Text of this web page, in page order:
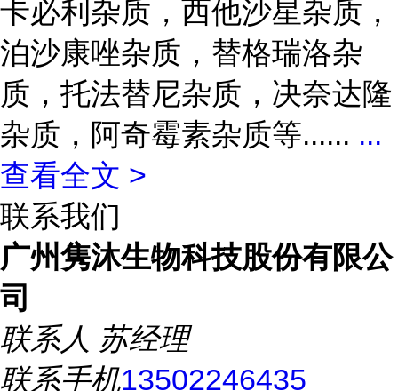
卡必利杂质，西他沙星杂质，
泊沙康唑杂质，替格瑞洛杂
质，托法替尼杂质，决奈达隆
杂质，阿奇霉素杂质等...... ...
查看全文 >
联系我们
广州隽沐生物科技股份有限公
司
联系人 苏经理
联系手机13502246435